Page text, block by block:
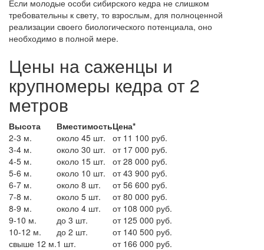
Если молодые особи сибирского кедра не слишком
требовательны к свету, то взрослым, для полноценной
реализации своего биологического потенциала, оно
необходимо в полной мере.
Цены на саженцы и
крупномеры кедра от 2
метров
Высота ВместимостьЦена*
2-3 м.
около 45 шт.
от 11 100 руб.
3-4 м.
около 30 шт.
от 17 000 руб.
4-5 м.
около 15 шт.
от 28 000 руб.
5-6 м.
около 10 шт.
от 43 900 руб.
6-7 м.
около 8 шт.
от 56 600 руб.
7-8 м.
около 5 шт.
от 80 000 руб.
8-9 м.
около 4 шт.
от 108 000 руб.
9-10 м.
до 3 шт.
от 125 000 руб.
10-12 м.
до 2 шт.
от 140 500 руб.
свыше 12 м.1 шт.
от 166 000 руб.